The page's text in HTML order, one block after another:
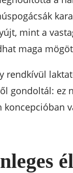
mint a
maga
rendkívül
gondoltál: ez
koncepcióban